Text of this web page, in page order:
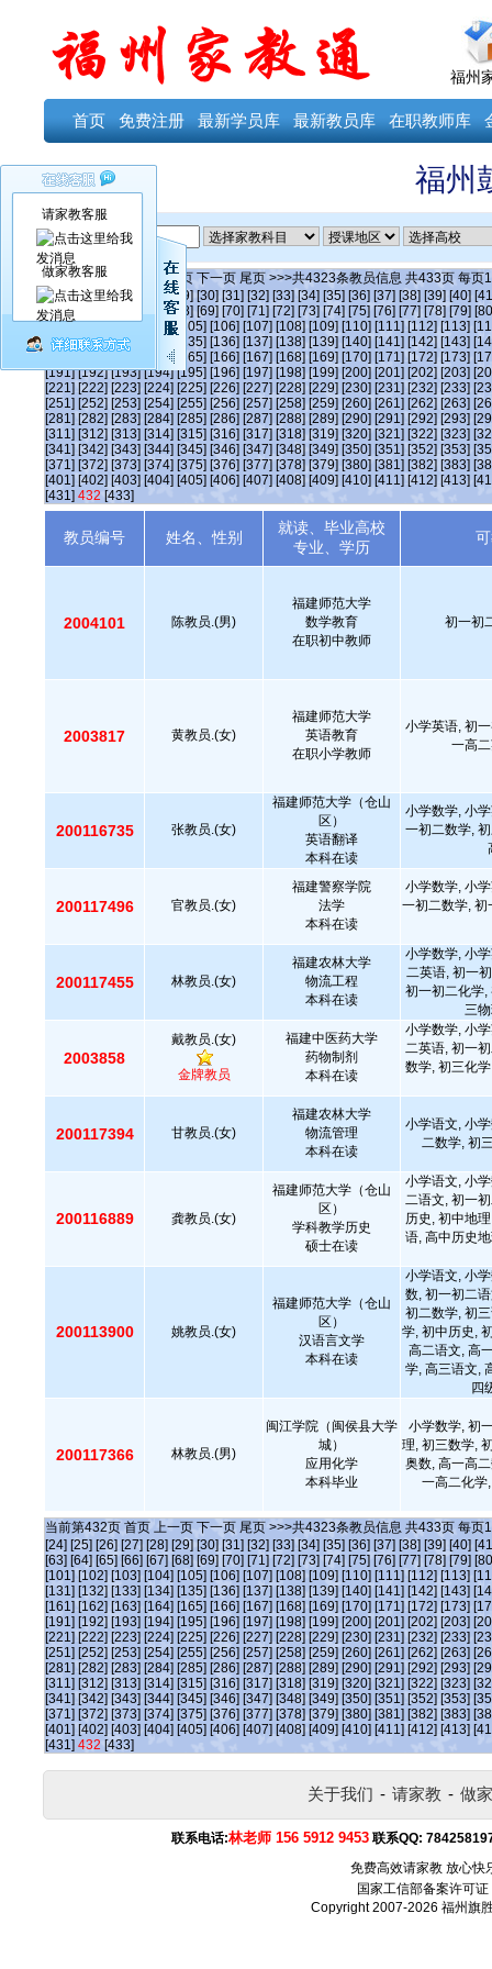
福州
首页 免费注册 最新学员库 最新教员库 在职教师库
福州
ID
当前第432 上一页 下一页 尾页 >>>共4323条教员信息 共433页 每页
[24] [25] [26] [27] [28] [29] [30] [31] [32] [33] [34] [35] [36] [37] [38] [39] [40]
[63] [64] [67] [68] [69] [70] [71] [72] [73] [74] [75] [76] [77] [78] [79]
[101] [102] [103] [104] [105] [106] [107] [108] [109] [110] [111] [112] [113]
[131] [132] [133] [135] [136] [137] [138] [139] [140] [141] [142] [143]
[164] [165] [166] [167] [168] [169] [170] [171] [172] [173]
[191] [192] [193] [194] [195] [196] [197] [198] [199] [200] [201] [202] [203]
[221] [222] [223] [224] [225] [226] [227] [228] [229] [230] [231] [232] [233]
[251] [252] [253] [254] [255] [256] [257] [258] [259] [260] [261] [262] [263]
[281] [282] [283] [284] [285] [286] [287] [288] [289] [290] [291] [292] [293]
[311] [312] [313] [314] [315] [316] [317] [318] [319] [320] [321] [322] [323]
[341] [342] [343] [344] [345] [346] [347] [348] [349] [350] [351] [352] [353]
[371] [372] [373] [374] [375] [376] [377] [378] [379] [380] [381] [382] [383]
[401] [402] [403] [404] [405] [406] [407] [408] [409] [410] [411] [412] [413]
[431] 432 [433]
教员编号 姓名、性别
就读、毕业高校
专业、学历
2004101 陈教员.(男)
福建师范大学
数学教育
在职初中教师
初一初
2003817 黄教员.(女)
福建师范大学
英语教育
在职小学教师
小学英语, 初
一高
200116735 张教员.(女)
福建师范大学（仓山
区）
英语翻译
本科在读
小学数学, 小
一初二数学,
200117496 官教员.(女)
福建警察学院
法学
本科在读
小学数学, 小
一初二数学, 初
200117455 林教员.(女)
福建农林大学
物流工程
本科在读
小学数学, 小
二英语, 初一
初一初二化学,
三
2003858
戴教员.(女)
金牌教员
福建中医药大学
药物制剂
本科在读
小学数学, 小
二英语, 初一
数学, 初三化
200117394 甘教员.(女)
福建农林大学
物流管理
本科在读
小学语文, 小
二数学, 初
200116889 龚教员.(女)
福建师范大学（仓山
区）
学科教学历史
硕士在读
小学语文, 小
二语文, 初一
历史, 初中地
语, 高中历史
200113900 姚教员.(女)
福建师范大学（仓山
区）
汉语言文学
本科在读
小学语文, 小
数, 初一初二
初二数学, 初
学, 初中历史,
高二语文, 高
学, 高三语文,
四
200117366 林教员.(男)
闽江学院（闽侯县大学
城）
应用化学
本科毕业
小学数学, 初
理, 初三数学,
奥数, 高一高
一高二化学
当前第432页 首页 上一页 下一页 尾页 >>>共4323条教员信息 共433页 每页
[24] [25] [26] [27] [28] [29] [30] [31] [32] [33] [34] [35] [36] [37] [38] [39] [40]
[63] [64] [65] [66] [67] [68] [69] [70] [71] [72] [73] [74] [75] [76] [77] [78] [79]
[101] [102] [103] [104] [105] [106] [107] [108] [109] [110] [111] [112] [113]
[131] [132] [133] [134] [135] [136] [137] [138] [139] [140] [141] [142] [143]
[161] [162] [163] [164] [165] [166] [167] [168] [169] [170] [171] [172] [173]
[191] [192] [193] [194] [195] [196] [197] [198] [199] [200] [201] [202] [203]
[221] [222] [223] [224] [225] [226] [227] [228] [229] [230] [231] [232] [233]
[251] [252] [253] [254] [255] [256] [257] [258] [259] [260] [261] [262] [263]
[281] [282] [283] [284] [285] [286] [287] [288] [289] [290] [291] [292] [293]
[311] [312] [313] [314] [315] [316] [317] [318] [319] [320] [321] [322] [323]
[341] [342] [343] [344] [345] [346] [347] [348] [349] [350] [351] [352] [353]
[371] [372] [373] [374] [375] [376] [377] [378] [379] [380] [381] [382] [383]
[401] [402] [403] [404] [405] [406] [407] [408] [409] [410] [411] [412] [413]
[431] 432 [433]
关于我们 - 请家教 - 做
联系电话:林老师 156 5912 9453 联系QQ:
免费高效请家教 放心快
请家教客服
做家教客服
国家工信部备案许可证
Copyright 2007-2026 福州旗